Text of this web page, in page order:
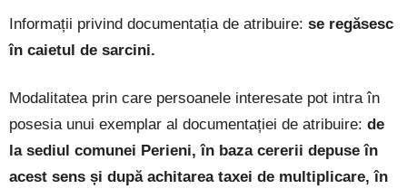
Informații privind documentația de atribuire: se regăsesc
în caietul de sarcini.
Modalitatea prin care persoanele interesate pot intra în
posesia unui exemplar al documentației de atribuire: de
la sediul comunei Perieni, în baza cererii depuse în
acest sens și după achitarea taxei de multiplicare, în